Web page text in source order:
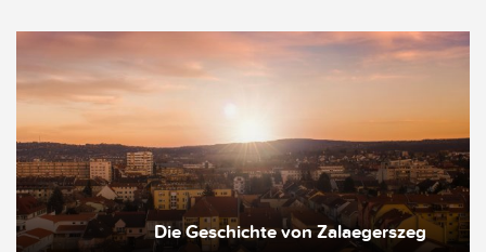
Die Geschichte von Zalaegerszeg